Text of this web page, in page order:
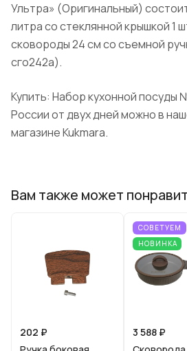
Ультра» (Оригинальный)
литра со стеклянной крышкой 1
сковороды 24 см со съемной
сго242а).
Купить: Набор кухонной посуды
России от двух дней можно в
магазинеKukmara.
Вам также может
202 ₽
СОВЕТУЕМ
НОВИНКА
3 588 ₽